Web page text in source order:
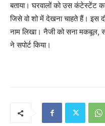
बताया। घरवालों को उस कंटेस्टेंट
जिसे वो शो में देखना चाहते हैं।
नाम लिखा। नैजी को सना मकबूल,
ने सपोर्ट किया।